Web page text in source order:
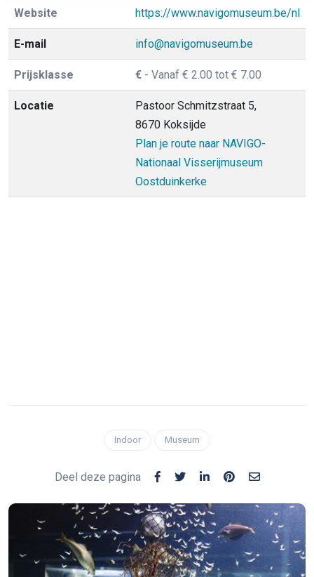
Website https://www.navigomuseum.be/nl
E-mail info@navigomuseum.be
Prijsklasse € - Vanaf € 2.00 tot € 7.00
Locatie
Pastoor Schmitzstraat 5,
8670 Koksijde
Plan je route naar NAVIGO-
Nationaal Visserijmuseum
Oostduinkerke
Indoor Museum
Deel deze pagina